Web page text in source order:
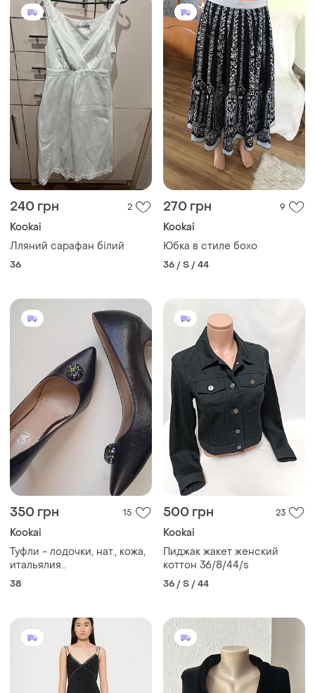
240 грн 2
Kookai
Лляний сарафан білий
36
270 грн 9
Kookai
Юбка в стиле бохо
36 / S / 44
350 грн 15
Kookai
Туфли - лодочки, нат., кожа,
итальялия..
38
500 грн 23
Kookai
Пиджак жакет женский
коттон 36/8/44/s
36 / S / 44